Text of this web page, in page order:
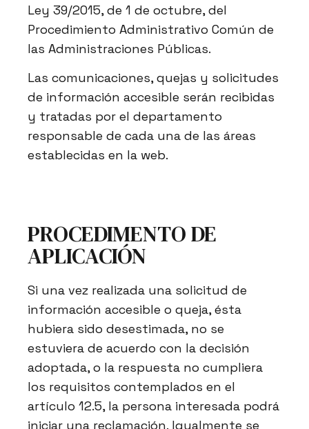
Ley 39/2015, de 1 de octubre, del
Procedimiento Administrativo Común de
las Administraciones Públicas.
Las comunicaciones, quejas y solicitudes
de información accesible serán recibidas
y tratadas por el departamento
responsable de cada una de las áreas
establecidas en la web.
PROCEDIMENTO DE
APLICACIÓN
Si una vez realizada una solicitud de
información accesible o queja, ésta
hubiera sido desestimada, no se
estuviera de acuerdo con la decisión
adoptada, o la respuesta no cumpliera
los requisitos contemplados en el
artículo 12.5, la persona interesada podrá
iniciar una reclamación. Igualmente se